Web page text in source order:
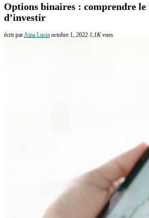
Options binaires : comprendre le
d’investir
écrit parAina Lucia octobre 1, 2022 1,1Kvues